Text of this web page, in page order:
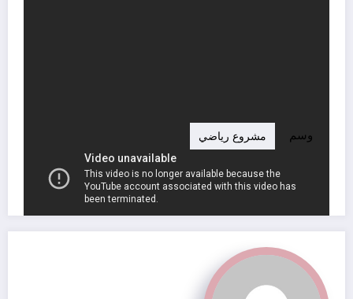
وسم مشروع رياضي